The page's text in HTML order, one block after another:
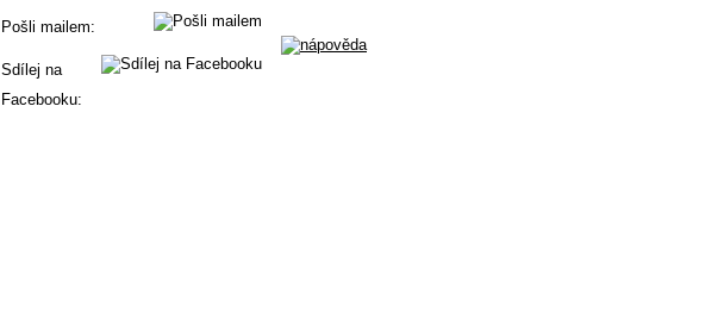
Pošli mailem:
Sdílej na
Facebooku: